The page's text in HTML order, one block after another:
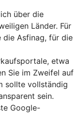
über die
Länder. Für
die Asfinag, für die
etwa
Sie im Zweifel auf
sollte vollständig
sein.
Google-